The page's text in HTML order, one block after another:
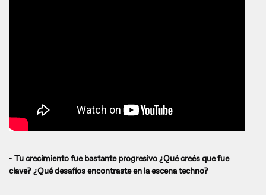
- Tu crecimiento fue bastante progresivo ¿Qué creés que fue
clave? ¿Qué desafíos encontraste en la escena techno?